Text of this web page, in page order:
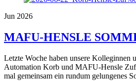
Jun 2026
MAFU-HENSLE
Letzte Woche haben unsere
Automation Korb und MAFU-Hensle
mal gemeinsam ein rundum gelungenes